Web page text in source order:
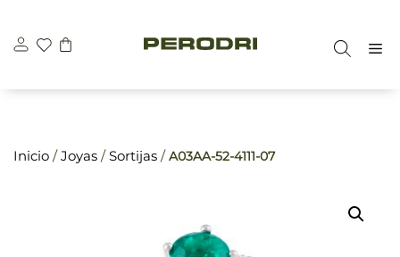
contenido
Inicio /Joyas /Sortijas /A03AA-52-4111-07